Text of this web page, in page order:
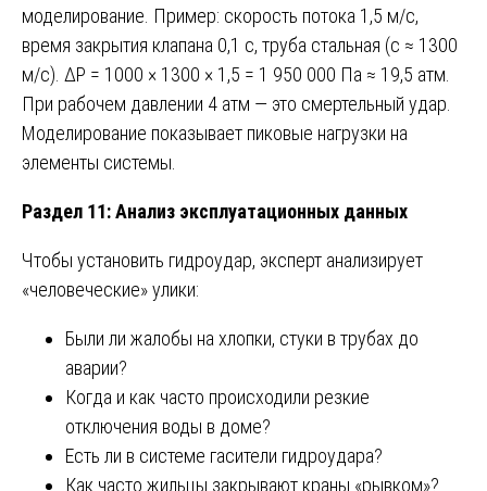
моделирование. Пример: скорость потока 1,5 м/с,
время закрытия клапана 0,1 с, труба стальная (c ≈ 1300
м/с). ΔP = 1000 × 1300 × 1,5 = 1 950 000 Па ≈ 19,5 атм.
При рабочем давлении 4 атм — это смертельный удар.
Моделирование показывает пиковые нагрузки на
элементы системы.
Раздел 11: Анализ эксплуатационных данных
Чтобы установить гидроудар, эксперт анализирует
«человеческие» улики:
Были ли жалобы на хлопки, стуки в трубах до
аварии?
Когда и как часто происходили резкие
отключения воды в доме?
Есть ли в системе гасители гидроудара?
Как часто жильцы закрывают краны «рывком»?